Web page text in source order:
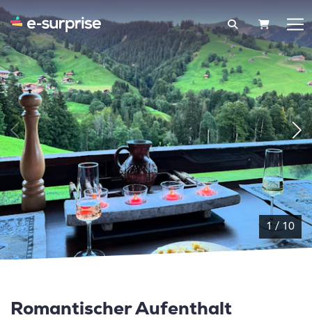
1/10
Romantischer Aufenthalt